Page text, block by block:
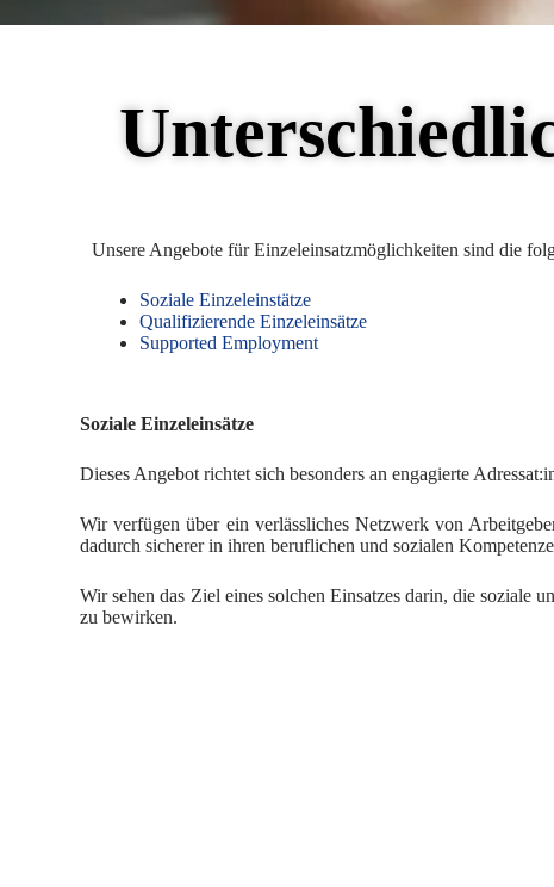
Unsere Angebote für Einzeleinsatzmöglichkeiten sind die
Soziale Einzeleinstätze
Qualifizierende Einzeleinsätze
Supported Employment
Soziale Einzeleinsätze
Dieses Angebot richtet sich besonders an engagierte
Wir verfügen über ein verlässliches Netzwerk von
dadurch sicherer in ihren beruflichen und sozialen
Wir sehen das Ziel eines solchen Einsatzes darin, die soziale
zu bewirken.